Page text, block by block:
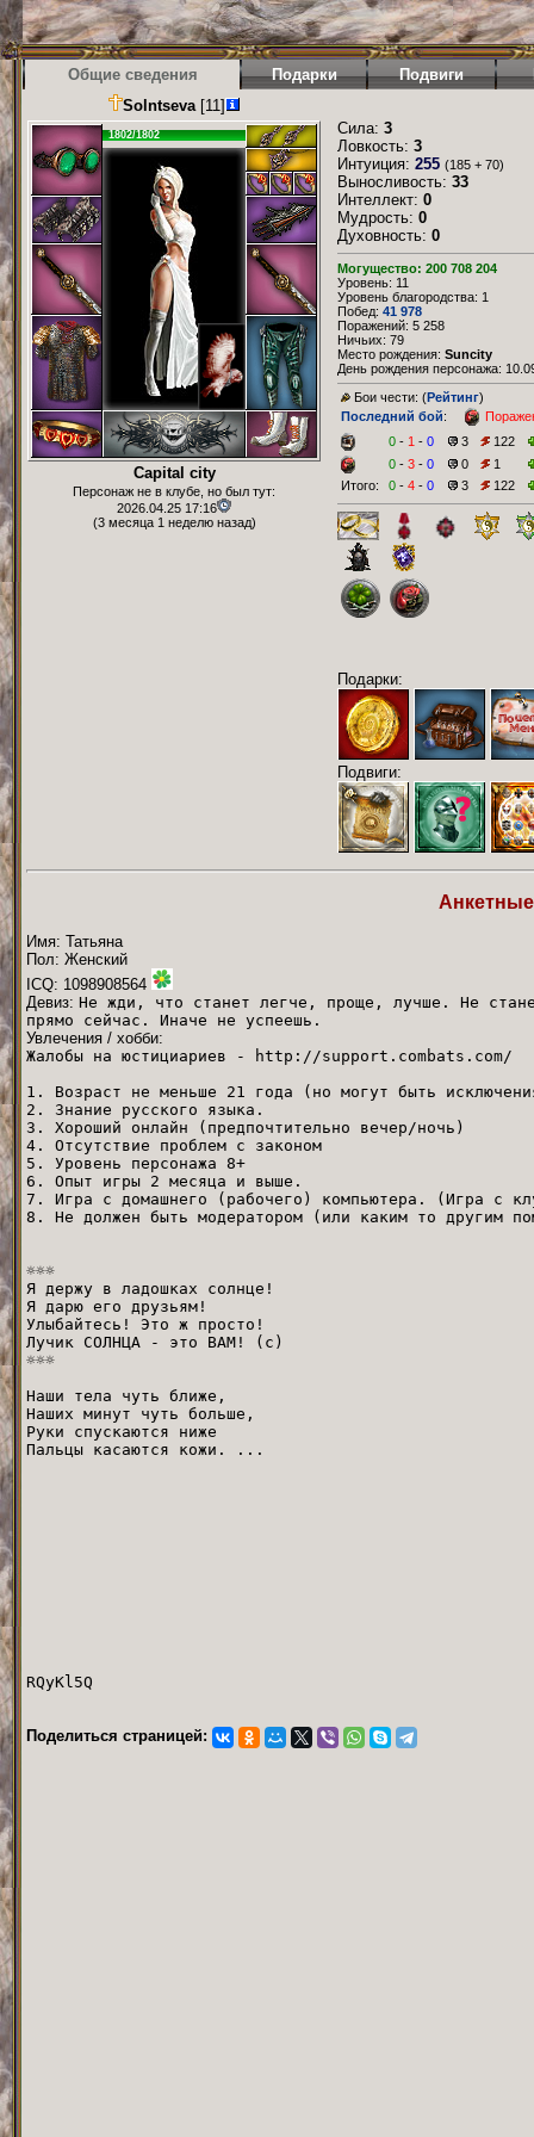
Общие сведения Подарки Подвиги
Solntseva[11]
1802/1802
Capital city
Персонаж не в клубе, но был тут:
2026.04.25 17:16
(3 месяца 1 неделю назад)
Сила: 3
Ловкость: 3
Интуиция: 255 (185 + 70)
Выносливость: 33
Интеллект: 0
Мудрость: 0
Духовность: 0
Могущество: 200 708 204
Уровень: 11
Уровень благородства: 1
Побед: 41 978
Поражений: 5 258
Ничьих: 79
Место рождения: Suncity
День рождения персонажа:
Бои чести: (Рейтинг)
Последний бой:
0 - 1 - 0 3
122
0 - 3 - 0 0
1
Итого:
0 - 4 - 0 3 122
Подарки:
Подвиги:
Имя: Татьяна
Пол: Женский
ICQ: 1098908564
Девиз: Не жди, что станет легче, проще, лучше. Не
прямо сейчас. Иначе не успеешь.
Увлечения / хобби:
Жалобы на юстициариев - http://support.combats.com/
1. Возраст не меньше 21 года (но могут быть
2. Знание русского языка.
3. Хороший онлайн (предпочтительно вечер/ночь)
4. Отсутствие проблем с законом
5. Уровень персонажа 8+
6. Опыт игры 2 месяца и выше.
7. Игра с домашнего (рабочего) компьютера. (Игра с
8. Не должен быть модератором (или каким то другим
☼☼☼
Я держу в ладошках солнце!
Я дарю его друзьям!
Улыбайтесь! Это ж просто!
Лучик СОЛНЦА - это ВАМ! (с)
☼☼☼
Наши тела чуть ближе,
Наших минут чуть больше,
Руки спускаются ниже
Пальцы касаются кожи. ...
RQyKl5Q
Поделиться страницей: